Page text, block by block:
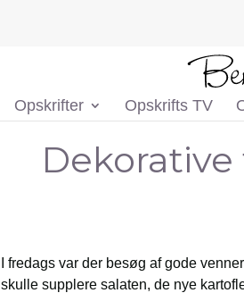
Opskrifter Opskrifts TV
I fredags var der besøg af gode
skulle supplere salaten, de nye